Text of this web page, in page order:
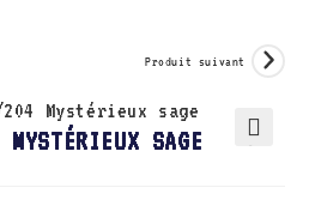
Produit suivant
SAGE